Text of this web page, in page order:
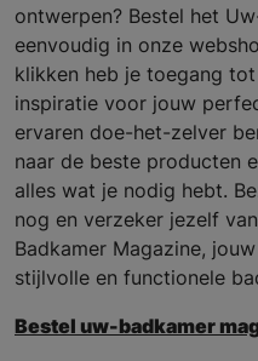
ontwerpen? Bestel het
eenvoudig in onze
klikken heb je toegang
inspiratie voor jouw
ervaren doe-het-zelver
naar de beste producten
alles wat je nodig hebt.
nog en verzeker jezelf
Badkamer Magazine,
stijlvolle en functionele
Bestel uw-badkamer